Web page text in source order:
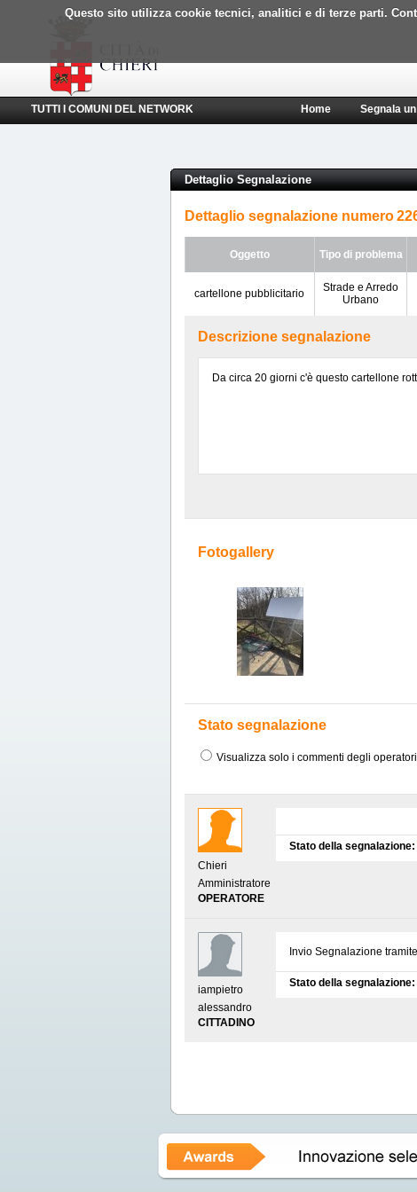
Questo sito utilizza cookie tecnici, analitici e di terze parti.
TUTTI I COMUNI DEL NETWORK Home Segnala
Dettaglio Segnalazione
Dettaglio segnalazione numero
Oggetto Tipo di problema
cartellone pubblicitario
Strade e Arredo
Urbano
Descrizione segnalazione
Da circa 20 giorni c'è questo cartellone
Fotogallery
Stato segnalazione
Visualizza solo i commenti degli operatori
Chieri
Amministratore
OPERATORE
Stato della segnalazione:
iampietro
alessandro
CITTADINO
Invio Segnalazione
Stato della segnalazione: